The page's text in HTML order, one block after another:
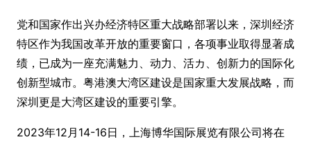
党和国家作出兴办经济特区重大战略部署以来，深圳经济
特区作为我国改革开放的重要窗口，各项事业取得显著成
绩，已成为一座充满魅力、动力、活カ、创新力的国际化
创新型城市。粤港澳大湾区建设是国家重大发展战略，而
深圳更是大湾区建设的重要引擎。
2023年12月14-16日，上海博华国际展览有限公司将在